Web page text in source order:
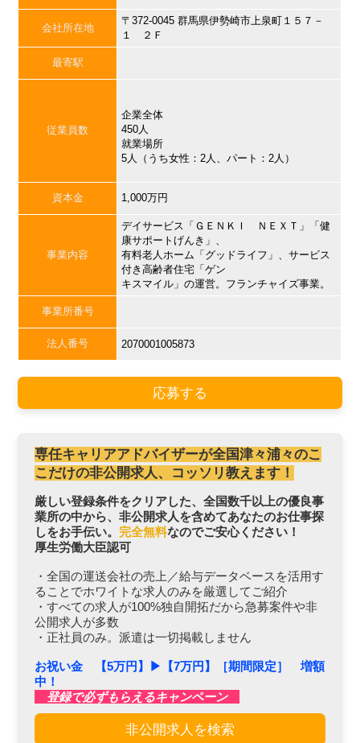
会社所在地
〒372-0045 群馬県伊勢崎市上泉町１５７－
１ ２Ｆ
最寄駅
従業員数
企業全体
450人
就業場所
5人（うち女性：2人、パート：2人）
資本金 1,000万円
事業内容
デイサービス「ＧＥＮＫＩ ＮＥＸＴ」「健
康サポートげんき」、
有料老人ホーム「グッドライフ」、サービス
付き高齢者住宅「ゲン
キスマイル」の運営。フランチャイズ事業。
事業所番号
法人番号 2070001005873
応募する
専任キャリアアドバイザーが全国津々浦々のこ
こだけの非公開求人、コッソリ教えます！
厳しい登録条件をクリアした、全国数千以上の優良事
業所の中から、非公開求人を含めてあなたのお仕事探
しをお手伝い。 完全無料なのでご安心ください！
厚生労働大臣認可
・全国の運送会社の売上／給与データベースを活用す
ることでホワイトな求人のみを厳選してご紹介
・すべての求人が100%独自開拓だから急募案件や非
公開求人が多数
・正社員のみ。派遣は一切掲載しません
お祝い金 【5万円】▶︎【7万円】［期間限定］ 増額
中！
登録で必ずもらえるキャンペーン
非公開求人を検索